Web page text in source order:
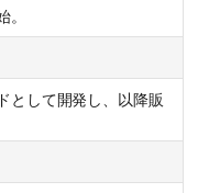
として開発し、以降販